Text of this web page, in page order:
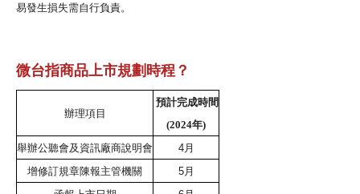
易發生損失需自行負責。
微台指商品上市規劃時程 ？
辦理項目
預計完成時間
(2024年)
舉辦公聽會及資訊廠商說明會
4月
增修訂規章陳報主管機關
5月